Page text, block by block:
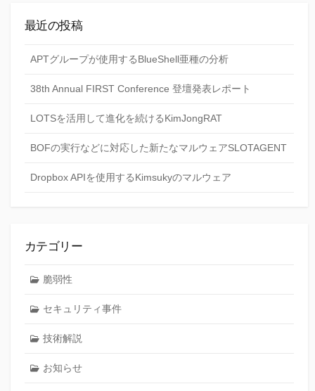
最近の投稿
APTグループが使用するBlueShell亜種の分析
38th Annual FIRST Conference 登壇発表レポート
LOTSを活用して進化を続けるKimJongRAT
BOFの実行などに対応した新たなマルウェアSLOTAGENT
Dropbox APIを使用するKimsukyのマルウェア
カテゴリー
脆弱性
セキュリティ事件
技術解説
お知らせ